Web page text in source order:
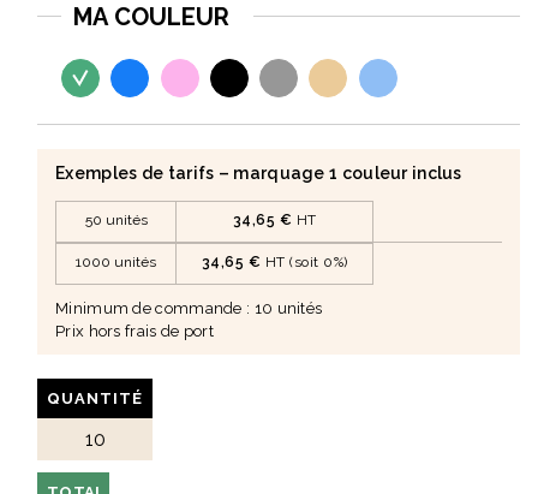
MA COULEUR
Exemples de tarifs – marquage 1 couleur inclus
50 unités 34,65 € HT
1000 unités 34,65 € HT (soit 0%)
Minimum de commande : 10 unités
Prix hors frais de port
QUANTITÉ